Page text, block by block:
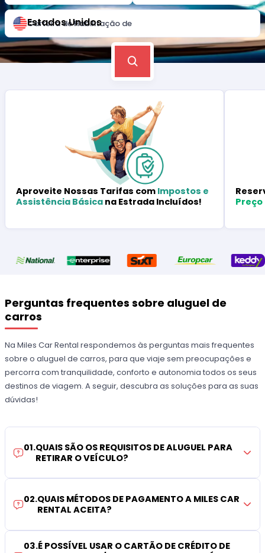
Carteira de Habilitação de
Estados Unidos
Aproveite Nossas Tarifas com Impostos e
Assistência Básica na Estrada Incluídos!
Preço
Perguntas frequentes sobre aluguel de
carros
Na Miles Car Rental respondemos às perguntas mais frequentes
sobre o aluguel de carros, para que viaje sem preocupações e
percorra com tranquilidade, conforto e autonomia todos os seus
destinos de viagem. A seguir, descubra as soluções para as suas
dúvidas!
01.QUAIS SÃO OS REQUISITOS DE ALUGUEL PARA
RETIRAR O VEÍCULO?
02.QUAIS MÉTODOS DE PAGAMENTO A MILES CAR
RENTAL ACEITA?
03.É POSSÍVEL USAR O CARTÃO DE CRÉDITO DE